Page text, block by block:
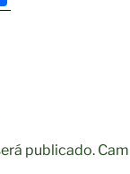
h
publicado.